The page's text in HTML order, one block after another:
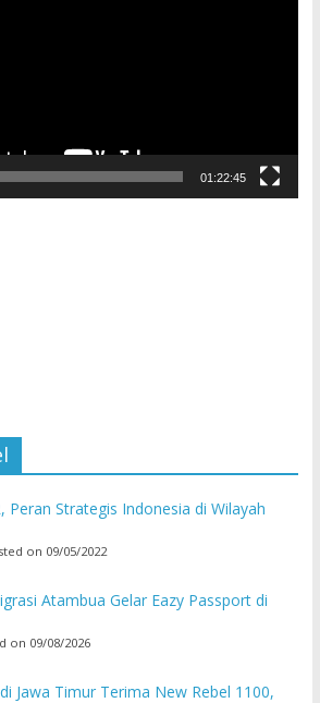
01:22:45
Peran Strategis Indonesia di Wilayah
on 09/05/2022
Atambua Gelar Eazy Passport di
on 09/08/2026
Jawa Timur Terima New Rebel 1100,